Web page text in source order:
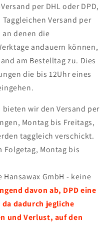
per DHL oder DPD,
Versand per
an denen die
andauern können,
am Bestelltag zu. Dies
die bis 12Uhr eines
wir den Versand per
Montag bis Freitags,
taggleich verschickt.
Folgetag, Montag bis
GmbH - keine
davon ab, DPD eine
dadurch jegliche
und Verlust, auf den